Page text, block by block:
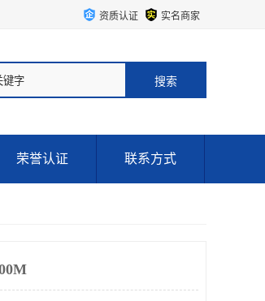
资质认证 实名商家
荣誉认证 联系方式